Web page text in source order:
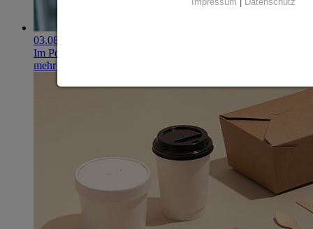
03.08.2026
Im Portfolio: Iset Telecom, IT für das Gesundheitswesen
mehr erfahren